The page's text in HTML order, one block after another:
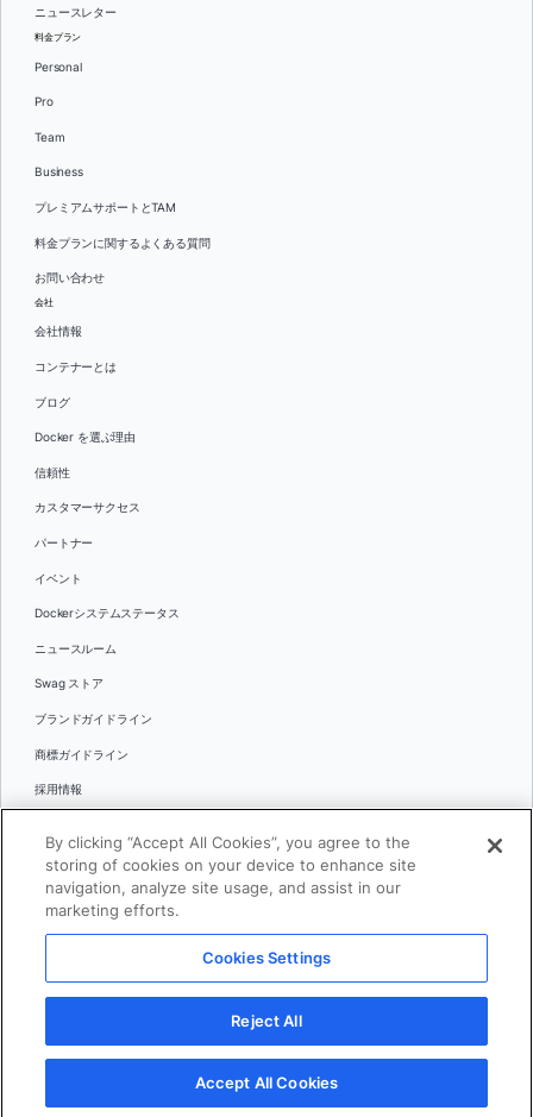
ニュースレター
料金プラン
Personal
Pro
Team
Business
プレミアムサポートとTAM
料金プランに関するよくある質問
お問い合わせ
会社
会社情報
コンテナーとは
ブログ
Docker を選ぶ理由
信頼性
カスタマーサクセス
パートナー
イベント
Dockerシステムステータス
ニュースルーム
Swag ストア
ブランドガイドライン
商標ガイドライン
採用情報
言語
日本語
© 2026 Docker Inc.全著作権所有
利用規約(英語)
プライバシー
Cookies Settings
By clicking “Accept All Cookies”, you agree to the
storing of cookies on your device to enhance site
navigation, analyze site usage, and assist in our
marketing efforts.
Cookies Settings
Reject All
Accept All Cookies